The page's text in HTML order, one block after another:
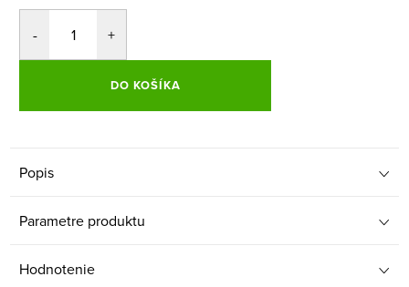
DO KOŠÍKA
Popis
Parametre produktu
Hodnotenie